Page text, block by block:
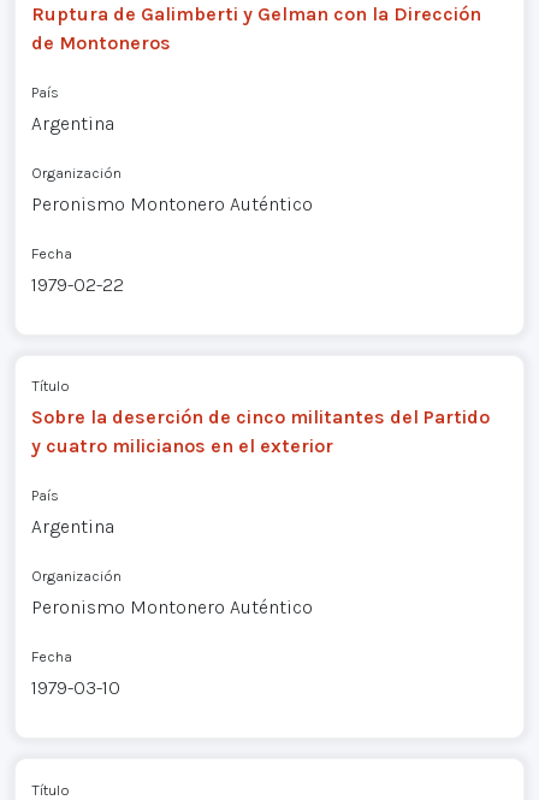
Ruptura de Galimberti y Gelman con la Dirección
de Montoneros
País
Argentina
Organización
Peronismo Montonero Auténtico
Fecha
1979-02-22
Título
Sobre la deserción de cinco militantes del Partido
y cuatro milicianos en el exterior
País
Argentina
Organización
Peronismo Montonero Auténtico
Fecha
1979-03-10
Título